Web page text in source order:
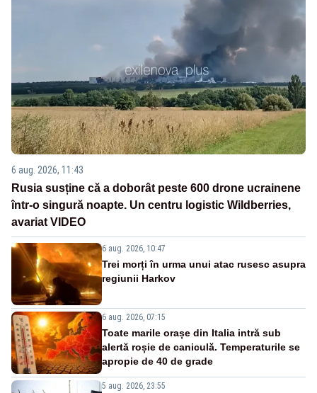
6 aug. 2026, 11:43
Rusia susține că a doborât peste 600 drone ucrainene
într-o singură noapte. Un centru logistic Wildberries,
avariat VIDEO
6 aug. 2026, 10:47
Trei morți în urma unui atac rusesc asupra
regiunii Harkov
6 aug. 2026, 07:15
Toate marile orașe din Italia intră sub
alertă roșie de caniculă. Temperaturile se
apropie de 40 de grade
5 aug. 2026, 23:55